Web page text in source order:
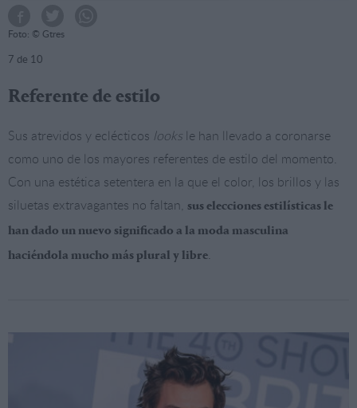
Foto: © Gtres
7 de 10
Referente de estilo
Sus atrevidos y eclécticos looks le han llevado a coronarse
como uno de los mayores referentes de estilo del momento.
Con una estética setentera en la que el color, los brillos y las
siluetas extravagantes no faltan, sus elecciones estilísticas le
han dado un nuevo significado a la moda masculina
haciéndola mucho más plural y libre.